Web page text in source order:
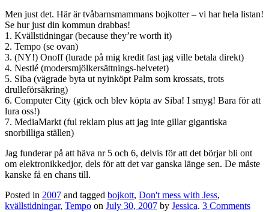
Men just det. Här är tvåbarnsmammans bojkotter – vi har hela listan!
Se hur just din kommun drabbas!
1. Kvällstidningar (because they’re worth it)
2. Tempo (se ovan)
3. (NY!) Onoff (lurade på mig kredit fast jag ville betala direkt)
4. Nestlé (modersmjölkersättnings-helvetet)
5. Siba (vägrade byta ut nyinköpt Palm som krossats, trots
drulleförsäkring)
6. Computer City (gick och blev köpta av Siba! I smyg! Bara för att
lura oss!)
7. MediaMarkt (ful reklam plus att jag inte gillar gigantiska
snorbilliga ställen)
Jag funderar på att häva nr 5 och 6, delvis för att det börjar bli ont
om elektronikkedjor, dels för att det var ganska länge sen. De måste
kanske få en chans till.
Posted in 2007 and tagged bojkott, Don't mess with Jess,
kvällstidningar, Tempo on July 30, 2007 by Jessica. 3 Comments